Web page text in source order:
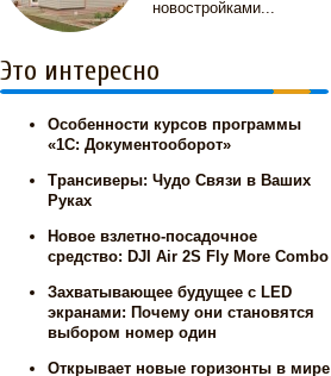
новостройками...
Это интересно
Особенности курсов программы
«1С: Документооборот»
Трансиверы: Чудо Связи в Ваших
Руках
Новое взлетно-посадочное
средство: DJI Air 2S Fly More Combo
Захватывающее будущее с LED
экранами: Почему они становятся
выбором номер один
Открывает новые горизонты в мире